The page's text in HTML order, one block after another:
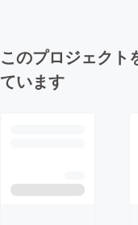
このプロジェクト
ています